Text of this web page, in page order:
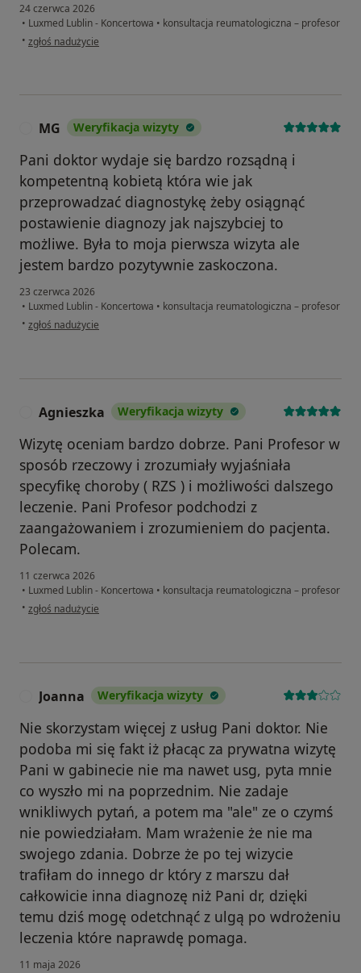
24 czerwca 2026
• Luxmed Lublin - Koncertowa • konsultacja reumatologiczna – profesor
• w opinii użytkownika Jacek
zgłoś nadużycie
MG Weryfikacja wizyty
Pani doktor wydaje się bardzo rozsądną i
kompetentną kobietą która wie jak
przeprowadzać diagnostykę żeby osiągnąć
postawienie diagnozy jak najszybciej to
możliwe. Była to moja pierwsza wizyta ale
jestem bardzo pozytywnie zaskoczona.
23 czerwca 2026
• Luxmed Lublin - Koncertowa • konsultacja reumatologiczna – profesor
• w opinii użytkownika MG
zgłoś nadużycie
Agnieszka Weryfikacja wizyty
Wizytę oceniam bardzo dobrze. Pani Profesor w
sposób rzeczowy i zrozumiały wyjaśniała
specyfikę choroby ( RZS ) i możliwości dalszego
leczenie. Pani Profesor podchodzi z
zaangażowaniem i zrozumieniem do pacjenta.
Polecam.
11 czerwca 2026
• Luxmed Lublin - Koncertowa • konsultacja reumatologiczna – profesor
• w opinii użytkownika Agnieszka
zgłoś nadużycie
Joanna Weryfikacja wizyty
Nie skorzystam więcej z usług Pani doktor. Nie
podoba mi się fakt iż płacąc za prywatna wizytę
Pani w gabinecie nie ma nawet usg, pyta mnie
co wyszło mi na poprzednim. Nie zadaje
wnikliwych pytań, a potem ma "ale" ze o czymś
nie powiedziałam. Mam wrażenie że nie ma
swojego zdania. Dobrze że po tej wizycie
trafiłam do innego dr który z marszu dał
całkowicie inna diagnozę niż Pani dr, dzięki
temu dziś mogę odetchnąć z ulgą po wdrożeniu
leczenia które naprawdę pomaga.
11 maja 2026